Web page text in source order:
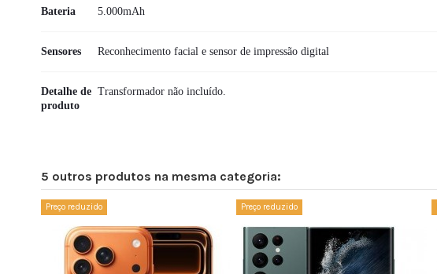
Bateria 5.000mAh
Sensores Reconhecimento facial e sensor de impressão digital
Detalhe de
produto
Transformador não incluído.
Disponível 7 Itens
5 outros produtos na mesma categoria:
Preço reduzido Preço reduzido